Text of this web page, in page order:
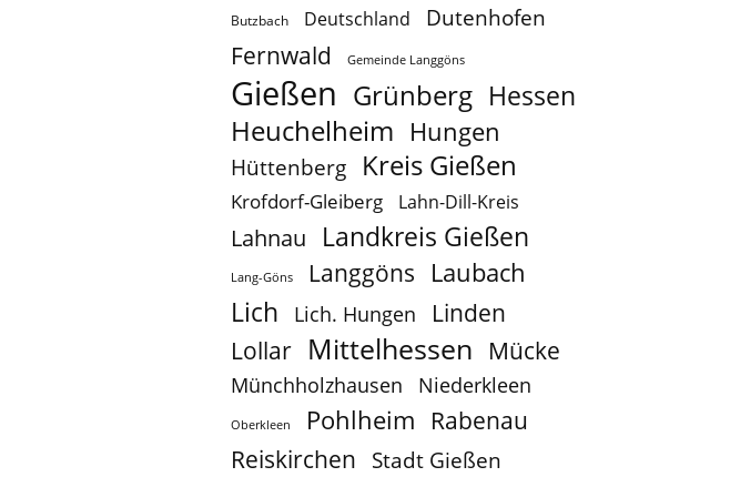
Butzbach Deutschland Dutenhofen
Fernwald Gemeinde Langgöns
Gießen Grünberg Hessen
Heuchelheim Hungen
Hüttenberg Kreis Gießen
Krofdorf-Gleiberg Lahn-Dill-Kreis
Lahnau Landkreis Gießen
Lang-Göns Langgöns Laubach
Lich Lich. Hungen
Linden
Lollar Mittelhessen Mücke
Münchholzhausen Niederkleen
Oberkleen Pohlheim Rabenau
Reiskirchen Stadt Gießen